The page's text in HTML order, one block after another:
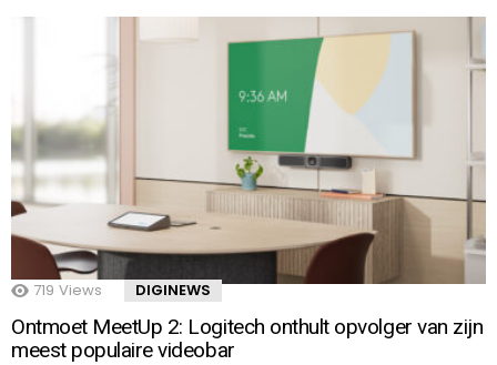
719 Views DIGINEWS
Ontmoet MeetUp 2: Logitech onthult opvolger van zijn
meest populaire videobar